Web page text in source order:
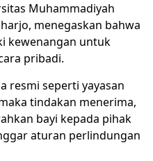
Muhammadiyah
menegaskan bahwa
kewenangan untuk
pribadi.
resmi seperti yayasan
tindakan menerima,
bayi kepada pihak
aturan perlindungan